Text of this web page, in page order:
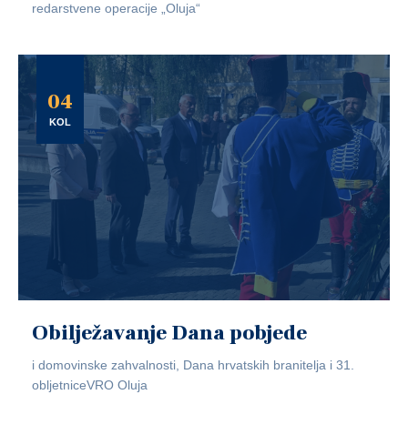
redarstvene operacije „Oluja“
04
KOL
Obilježavanje Dana pobjede
i domovinske zahvalnosti, Dana hrvatskih branitelja i 31.
obljetniceVRO Oluja